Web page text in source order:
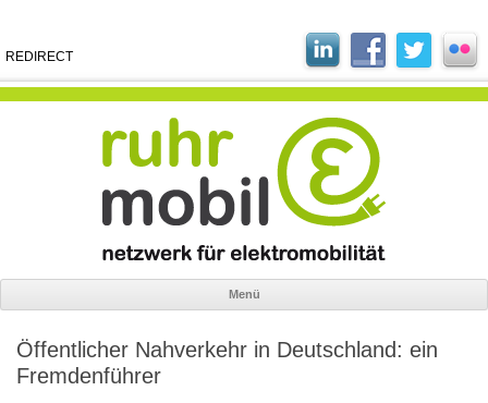
REDIRECT
Menü
springen
Öffentlicher Nahverkehr in Deutschland: ein
Fremdenführer